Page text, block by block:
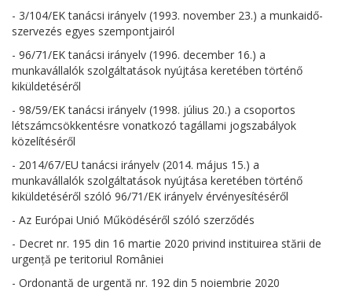
- 3/104/EK tanácsi irányelv (1993. november 23.) a munkaidő-
szervezés egyes szempontjairól
- 96/71/EK tanácsi irányelv (1996. december 16.) a
munkavállalók szolgáltatások nyújtása keretében történő
kiküldetéséről
- 98/59/EK tanácsi irányelv (1998. július 20.) a csoportos
létszámcsökkentésre vonatkozó tagállami jogszabályok
közelítéséről
- 2014/67/EU tanácsi irányelv (2014. május 15.) a
munkavállalók szolgáltatások nyújtása keretében történő
kiküldetéséről szóló 96/71/EK irányelv érvényesítéséről
- Az Európai Unió Működéséről szóló szerződés
- Decret nr. 195 din 16 martie 2020 privind instituirea stării de
urgență pe teritoriul României
- Ordonantă de urgentă nr. 192 din 5 noiembrie 2020